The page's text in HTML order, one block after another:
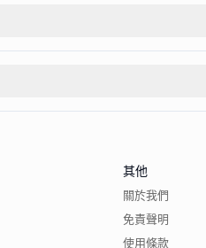
其他
關於我們
免責聲明
使用條款